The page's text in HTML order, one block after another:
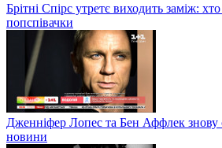
Брітні Спірс утретє виходить заміж:
попспівачки
Дженніфер Лопес та Бен Аффлек знову
новини